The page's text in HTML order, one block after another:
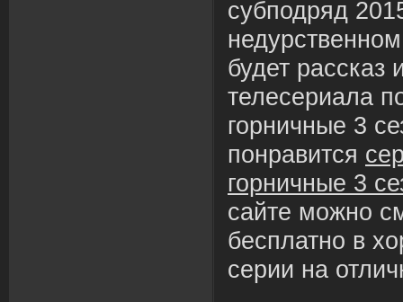
субподряд
будет рассказ
телесериала
горничные 3
понравится
горничные 3
сайте можно
бесплатно в
серии на